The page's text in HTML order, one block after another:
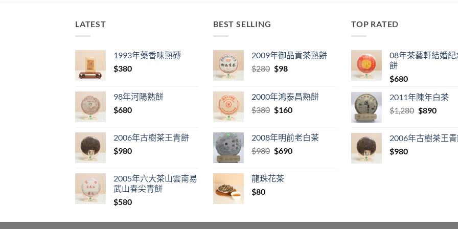
LATEST
1993年藥香味熟磚
$380
98年河陽熟餅
$680
2006年古樹茶王青餅
$980
2005年六大茶山雲南易
武山春尖青餅
$580
BEST SELLING
2009年御品貢茶熟餅
$280 Original
$280.
$98Current
$98.
2000年鴻泰昌熟餅
$380 Original
$380.
$160Current
$160.
2008年明前老白茶
$980 Original
$980.
$690Current
龍珠花茶
$80
TOP RATED
08年茶藝軒結婚紀
餅
$680
2011年陳年白茶
$1,280 Original
$1,280.
$890
$890.
2006年古樹茶王
$980